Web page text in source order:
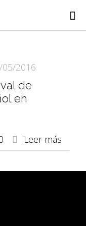
05/2016
de
en
Leer más